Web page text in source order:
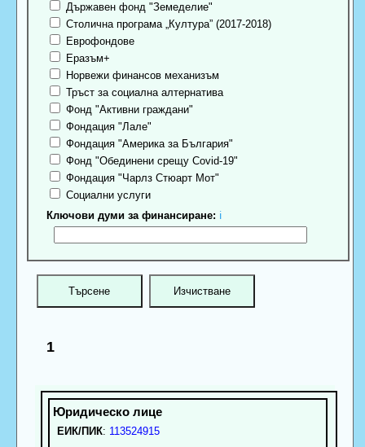
Държавен фонд "Земеделие"
Столична програма „Култура” (2017-2018)
Еврофондове
Еразъм+
Норвежи финансов механизъм
Тръст за социална алтернатива
Фонд "Активни граждани"
Фондация "Лале"
Фондация "Америка за България"
Фонд "Обединени срещу Covid-19"
Фондация "Чарлз Стюарт Мот"
Социални услуги
Ключови думи за финансиране: ℹ
1
ЕИК/ПИК: 113524915